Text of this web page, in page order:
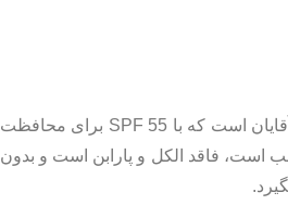
کرم ضد آفتاب آقایان سی گل فاقد رنگ یک ضدآفتاب ایرانی، بی‌رنگ، سبک و مناسب آقایان است که با SPF 55 برای محافظت
است، فاقد الکل و پارابن است و بدون